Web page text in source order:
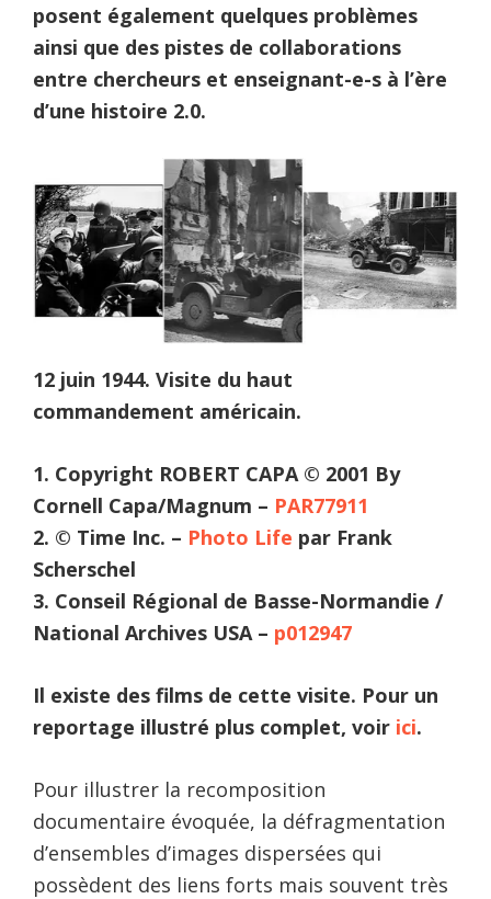
posent également quelques problèmes
ainsi que des pistes de collaborations
entre chercheurs et enseignant-e-s à l’ère
d’une histoire 2.0.
12 juin 1944. Visite du haut
commandement américain.
1. Copyright ROBERT CAPA © 2001 By
Cornell Capa/Magnum – PAR77911
2. © Time Inc. – Photo Life par Frank
Scherschel
3. Conseil Régional de Basse-Normandie /
National Archives USA – p012947
Il existe des films de cette visite. Pour un
reportage illustré plus complet, voir ici.
Pour illustrer la recomposition
documentaire évoquée, la défragmentation
d’ensembles d’images dispersées qui
possèdent des liens forts mais souvent très